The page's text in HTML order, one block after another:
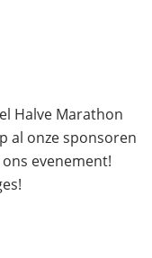
Halve Marathon
al onze sponsoren
evenement!